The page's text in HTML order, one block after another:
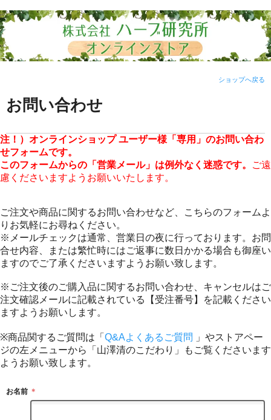
ショップへ戻る
お問い合わせ
注！）オンラインショップ ユーザー様「専用」のお問い合わ
せフォームです。
このフォームからの「営業メール」は例外なく迷惑です。
ご遠
慮くださいますようお願いいたします。
ご注文や商品に関するお問い合わせなど、こちらのフォームよ
りお気軽にお尋ねください。
※メールチェックは通常、営業日の夜に行っております。お問
合せ内容、または繁忙時にはご返事に数日かかる場合も御座い
ますのでご了承くださいますようお願い致します。
※ご注文後のご購入品に関するお問い合わせ、キャンセルはご
注文確認メールに記載されている【受注番号】を記載ください
ますようお願いします。
※商品関するご質問は「 Q&Aよくあるご質問
」やストアペー
ジの左メニューから「山澤清のこだわり」もご覧くださいます
ようお願い致します。
お名前 ＊